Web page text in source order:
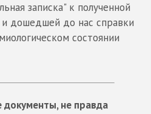
записка" к полученной
дошедшей до нас справки
состоянии
документы, не правда